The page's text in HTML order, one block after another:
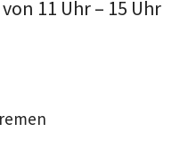
11 Uhr – 15 Uhr